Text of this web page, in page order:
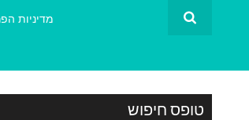
מדיניות
טופס חיפוש